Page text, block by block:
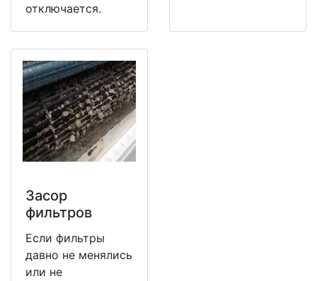
отключается.
Засор
фильтров
Если фильтры
давно не менялись
или не